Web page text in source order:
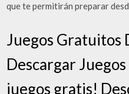
que te permitirán preparar
Juegos Gratuitos
Descargar
juegos gratis!